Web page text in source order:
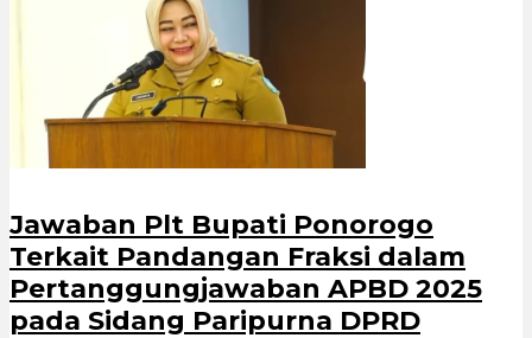
Jawaban Plt Bupati Ponorogo
Terkait Pandangan Fraksi dalam
Pertanggungjawaban APBD 2025
pada Sidang Paripurna DPRD